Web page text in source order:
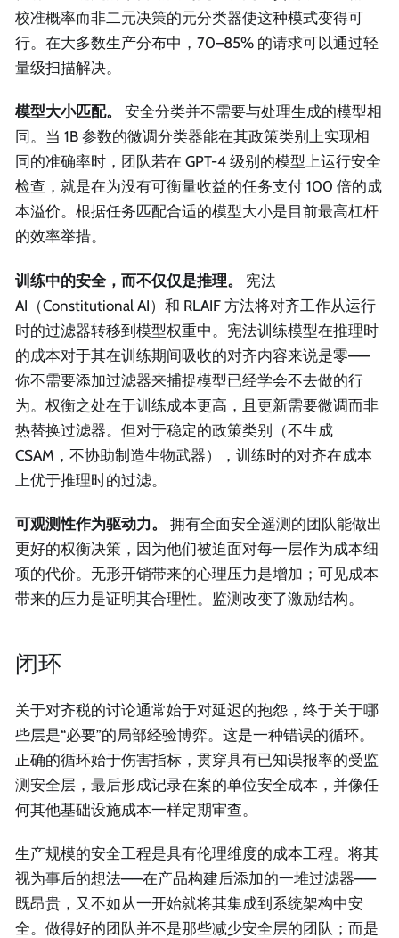
校准概率而非二元决策的元分类器使这种模式变得可
行。在大多数生产分布中，70–85% 的请求可以通过轻
量级扫描解决。
模型大小匹配。
安全分类并不需要与处理生成的模型相
同。当 1B 参数的微调分类器能在其政策类别上实现相
同的准确率时，团队若在 GPT-4 级别的模型上运行安全
检查，就是在为没有可衡量收益的任务支付 100 倍的成
本溢价。根据任务匹配合适的模型大小是目前最高杠杆
的效率举措。
训练中的安全，而不仅仅是推理。
宪法
AI（Constitutional AI）和 RLAIF 方法将对齐工作从运行
时的过滤器转移到模型权重中。宪法训练模型在推理时
的成本对于其在训练期间吸收的对齐内容来说是零——
你不需要添加过滤器来捕捉模型已经学会不去做的行
为。权衡之处在于训练成本更高，且更新需要微调而非
热替换过滤器。但对于稳定的政策类别（不生成
CSAM，不协助制造生物武器），训练时的对齐在成本
上优于推理时的过滤。
可观测性作为驱动力。
拥有全面安全遥测的团队能做出
更好的权衡决策，因为他们被迫面对每一层作为成本细
项的代价。无形开销带来的心理压力是增加；可见成本
带来的压力是证明其合理性。监测改变了激励结构。
闭环
关于对齐税的讨论通常始于对延迟的抱怨，终于关于哪
些层是“必要”的局部经验博弈。这是一种错误的循环。
正确的循环始于伤害指标，贯穿具有已知误报率的受监
测安全层，最后形成记录在案的单位安全成本，并像任
何其他基础设施成本一样定期审查。
生产规模的安全工程是具有伦理维度的成本工程。将其
视为事后的想法——在产品构建后添加的一堆过滤器——
既昂贵，又不如从一开始就将其集成到系统架构中安
全。做得好的团队并不是那些减少安全层的团队；而是